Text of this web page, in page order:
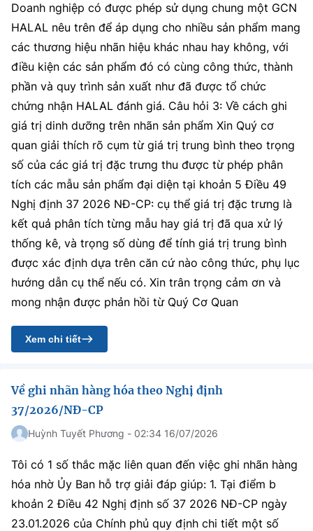
Doanh nghiệp có được phép sử dụng chung một GCN
HALAL nêu trên để áp dụng cho nhiều sản phẩm mang
các thương hiệu nhãn hiệu khác nhau hay không, với
điều kiện các sản phẩm đó có cùng công thức, thành
phần và quy trình sản xuất như đã được tổ chức
chứng nhận HALAL đánh giá. Câu hỏi 3: Về cách ghi
giá trị dinh dưỡng trên nhãn sản phẩm Xin Quý cơ
quan giải thích rõ cụm từ giá trị trung bình theo trọng
số của các giá trị đặc trưng thu được từ phép phân
tích các mẫu sản phẩm đại diện tại khoản 5 Điều 49
Nghị định 37 2026 NĐ-CP: cụ thể giá trị đặc trưng là
kết quả phân tích từng mẫu hay giá trị đã qua xử lý
thống kê, và trọng số dùng để tính giá trị trung bình
được xác định dựa trên căn cứ nào công thức, phụ lục
hướng dẫn cụ thể nếu có. Xin trân trọng cảm ơn và
mong nhận được phản hồi từ Quý Cơ Quan
Xem chi tiết
Về ghi nhãn hàng hóa theo Nghị định
37/2026/NĐ-CP
Huỳnh Tuyết Phương - 02:34 16/07/2026
Tôi có 1 số thắc mặc liên quan đến việc ghi nhãn hàng
hóa nhờ Ủy Ban hỗ trợ giải đáp giúp: 1. Tại điểm b
khoản 2 Điều 42 Nghị định số 37 2026 NĐ-CP ngày
23.01.2026 của Chính phủ quy định chi tiết một số